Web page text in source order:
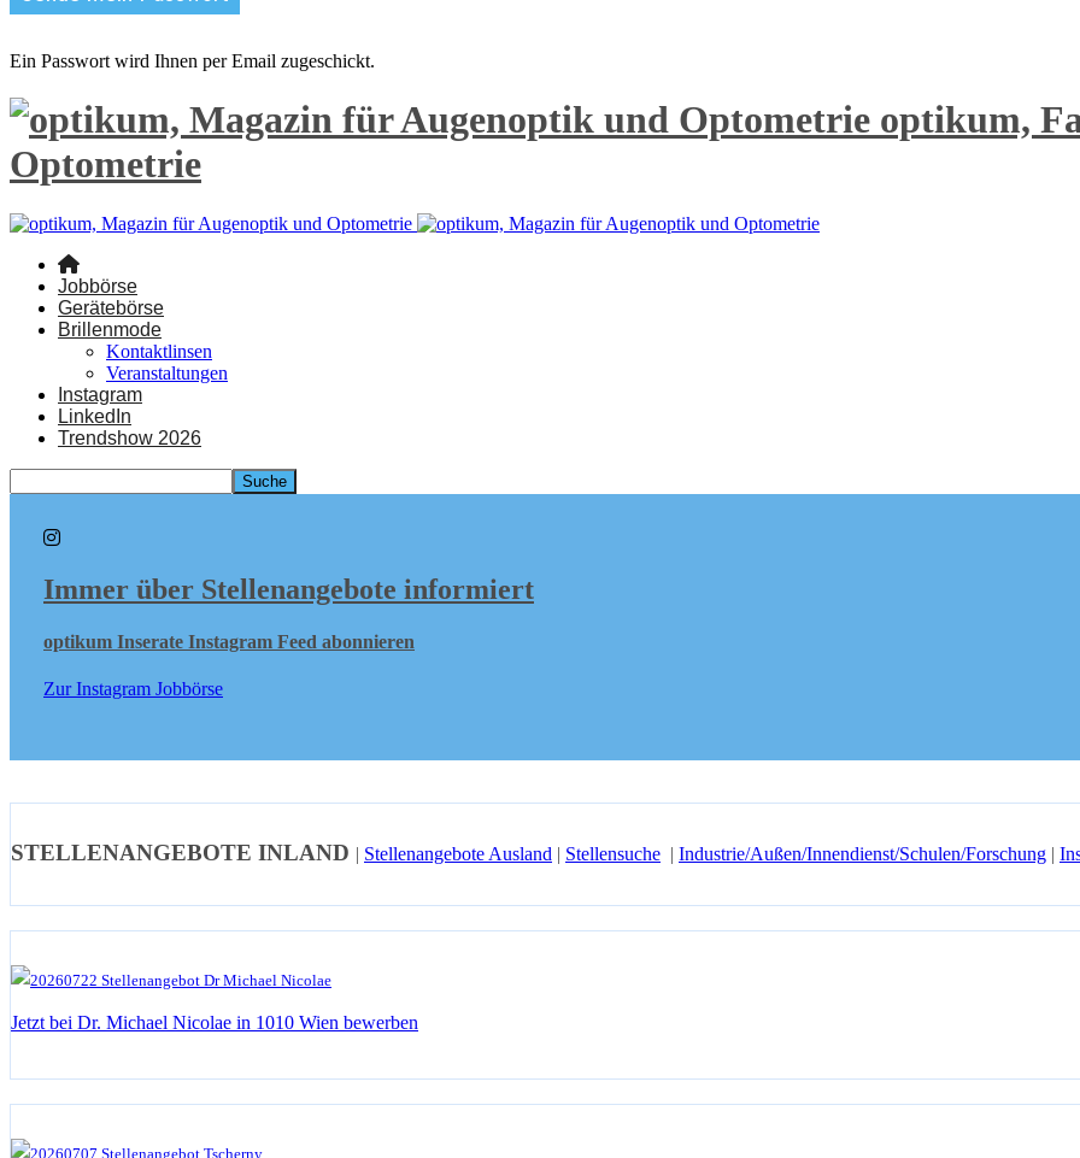
Ein Passwort wird Ihnen per Email zugeschickt.
optikum,
Optometrie
Jobbörse
Gerätebörse
Brillenmode
Kontaktlinsen
Veranstaltungen
Instagram
LinkedIn
Trendshow 2026
Immer über Stellenangebote informiert
optikum Inserate Instagram Feed abonnieren
Zur Instagram Jobbörse
STELLENANGEBOTE INLAND | Stellenangebote Ausland | Stellensuche | Industrie/Außen/Innendienst/Schulen/Forschung |
Jetzt bei Dr. Michael Nicolae in 1010 Wien bewerben